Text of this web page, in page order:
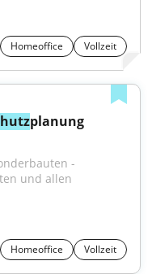
Homeoffice Vollzeit
planung
-
und allen
Homeoffice Vollzeit